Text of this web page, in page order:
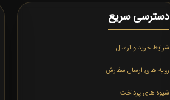
دسترسی سریع
شرایط خرید و ارسال
رویه های ارسال سفارش
شیوه های پرداخت